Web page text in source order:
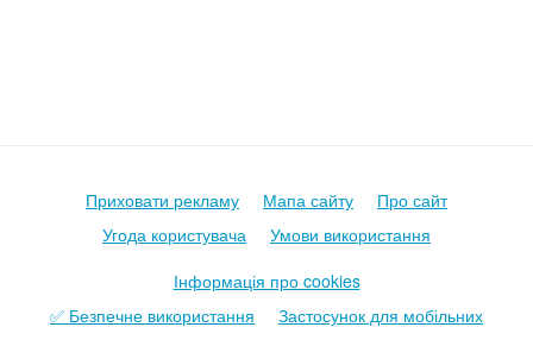
Приховати рекламу Мапа сайту
Про сайт
Угода користувача
Умови використання
Інформація про cookies
✅ Безпечне використання
Застосунок для мобільних